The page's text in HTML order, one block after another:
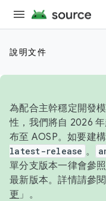
說明文件
為配合主幹穩定開發
性，我們將自 2026
布至 AOSP。如要建
latest-release 。
單分支版本一律會參
最新版本。詳情請參閱
更 」。